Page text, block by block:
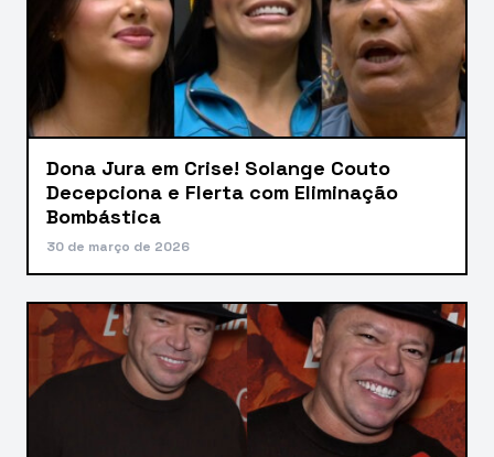
Dona Jura em Crise! Solange Couto
Decepciona e Flerta com Eliminação
Bombástica
30 de março de 2026